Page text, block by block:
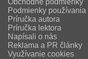
Obchodné podmienky
Podmienky používania
Príručka autora
Príručka lektora
Napísali o nás
Reklama a PR články
Využívanie cookies